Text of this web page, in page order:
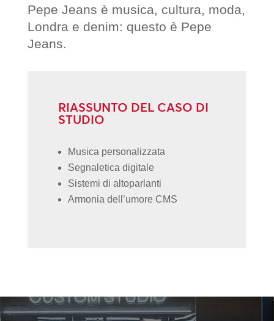
Pepe Jeans è musica, cultura, moda,
Londra e denim: questo è Pepe
Jeans.
RIASSUNTO DEL CASO DI
STUDIO
Musica personalizzata
Segnaletica digitale
Sistemi di altoparlanti
Armonia dell’umore CMS